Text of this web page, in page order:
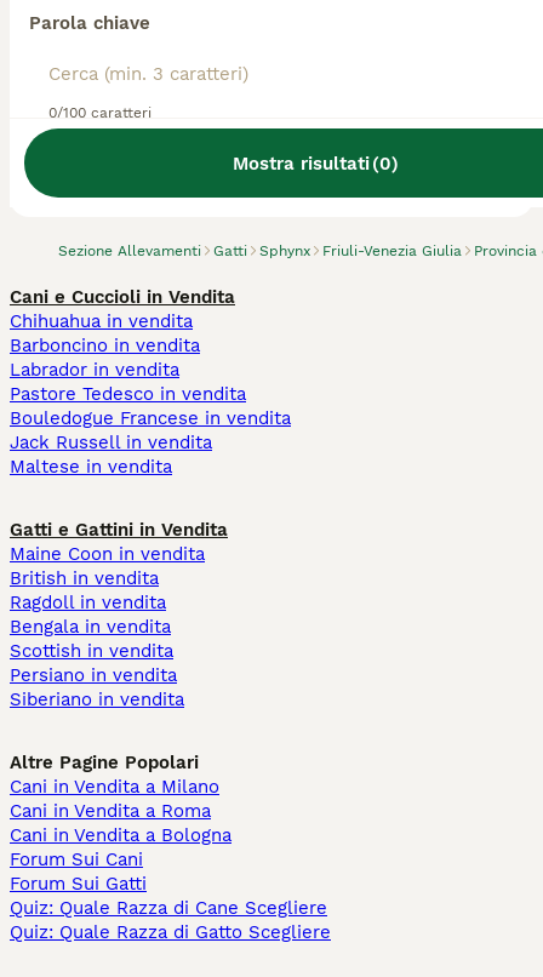
Parola chiave
0/100 caratteri
Mostra risultati(0)
Sezione Allevamenti Gatti Sphynx Friuli-Venezia Giulia Provincia
Abbiamo trovato 0 Allevamento gatto
Sphynx, Pordenone.
Cani e Cuccioli in Vendita
Chihuahua in vendita
Barboncino in vendita
Labrador in vendita
Pastore Tedesco in vendita
Bouledogue Francese in vendita
Jack Russell in vendita
Maltese in vendita
Gatti e Gattini in Vendita
Maine Coon in vendita
British in vendita
Ragdoll in vendita
Bengala in vendita
Scottish in vendita
Persiano in vendita
Siberiano in vendita
Altre Pagine Popolari
Cani in Vendita a Milano
Cani in Vendita a Roma
Cani in Vendita a Bologna
Forum Sui Cani
Forum Sui Gatti
Quiz: Quale Razza di Cane Scegliere
Quiz: Quale Razza di Gatto Scegliere